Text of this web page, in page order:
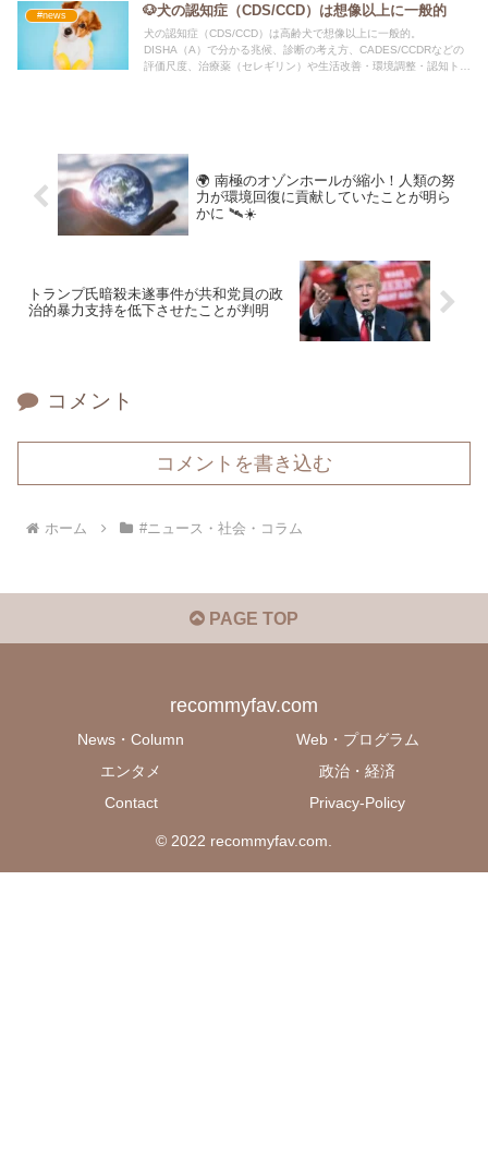
#news 🐶犬の認知症（CDS/CCD）は想像以上に一般的
犬の認知症（CDS/CCD）は高齢犬で想像以上に一般的。
DISHA（A）で分かる兆候、診断の考え方、CADES/CCDRなどの
評価尺度、治療薬（セレギリン）や生活改善・環境調整・認知トレ
🌍 南極のオゾンホールが縮小！人類の努
力が環境回復に貢献していたことが明ら
かに 🛰️☀️
トランプ氏暗殺未遂事件が共和党員の政
治的暴力支持を低下させたことが判明
コメント
コメントを書き込む
ホーム #ニュース・社会・コラム
PAGE TOP
recommyfav.com
News・Column
Web・プログラム
エンタメ
政治・経済
Contact
Privacy-Policy
© 2022 recommyfav.com.